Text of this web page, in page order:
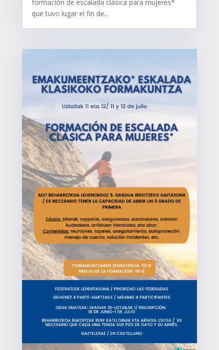
formación de escalada clásica para mujeres*
que tuvo lugar el fin de...